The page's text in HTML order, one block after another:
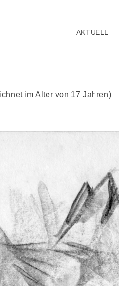
AKTUELL
im Alter von 17 Jahren)